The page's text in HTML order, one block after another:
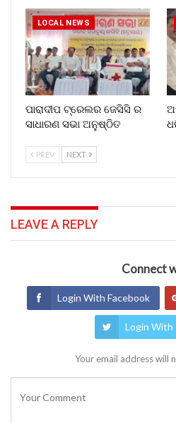
LOCAL NEWS
ପାରାଦୀପ ଟ୍ରେଲର ଜେସିସି ର
ସାଧାରଣ ସଭା ଅନୁଷ୍ଠିତ
PREV NEXT
LEAVE A REPLY
Connect
Login With Facebook
Login
Your email address will